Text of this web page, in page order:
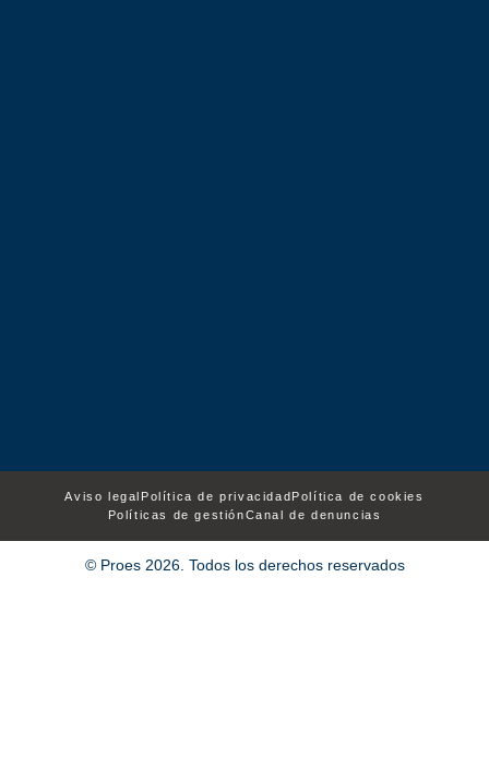
Aviso legal Política de privacidadPolítica de cookies
Políticas de gestiónCanal de denuncias
© Proes 2026. Todos los derechos reservados